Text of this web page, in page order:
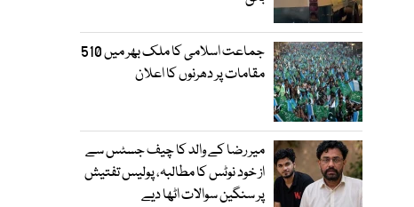
جماعت اسلامی کا ملک بھر میں 510
مقامات پر دھرنوں کا اعلان
میر رضا کے والد کا چیف جسٹس سے
از خود نوٹس کا مطالبہ، پولیس تفتیش
پر سنگین سوالات اٹھا دیے